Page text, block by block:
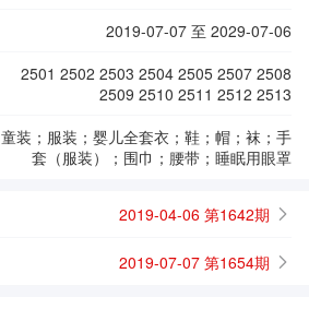
2019-07-07 至 2029-07-06
2501 2502 2503 2504 2505 2507 2508
2509 2510 2511 2512 2513
童装；服装；婴儿全套衣；鞋；帽；袜；手
套（服装）；围巾；腰带；睡眠用眼罩
2019-04-06 第1642期
2019-07-07 第1654期